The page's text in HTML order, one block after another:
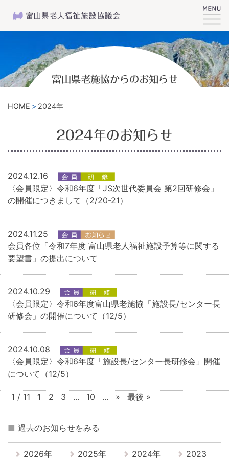
富山県老施協からのお知らせ
HOME 2024年
2024年のお知らせ
2024.12.16
〈会員限定〉令和6年度「JS次世代委員会 第2回研修会」
の開催につきまして（2/20-21）
2024.11.25
会員各位「令和7年度 富山県老人福祉施設予算等に関する
要望書」の提出について
2024.10.29
〈会員限定〉令和6年度富山県老施協「施設長/センター長
研修会」の開催について（12/5）
2024.10.08
〈会員限定〉令和6年度「施設長/センター長研修会」開催
について（12/5）
1 / 11 1 2 3 ... 10 ... » 最後 »
■ 過去のお知らせをみる
2026年 2025年 2024年 2023